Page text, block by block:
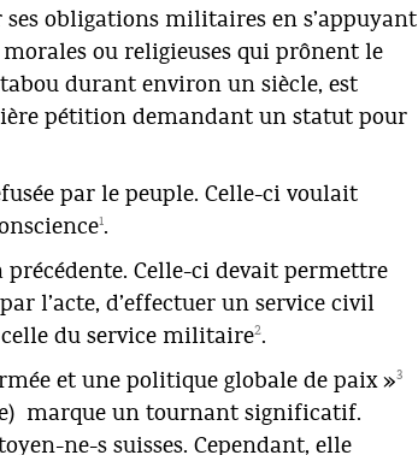
ses obligations militaires en s’appuyant
morales ou religieuses qui prônent le
durant environ un siècle, est
pétition demandant un statut pour
par le peuple. Celle-ci voulait
1.
précédente. Celle-ci devait permettre
l’acte, d’effectuer un service civil
celle du service militaire2.
et une politique globale de paix »3
marque un tournant significatif.
ne-s suisses. Cependant, elle